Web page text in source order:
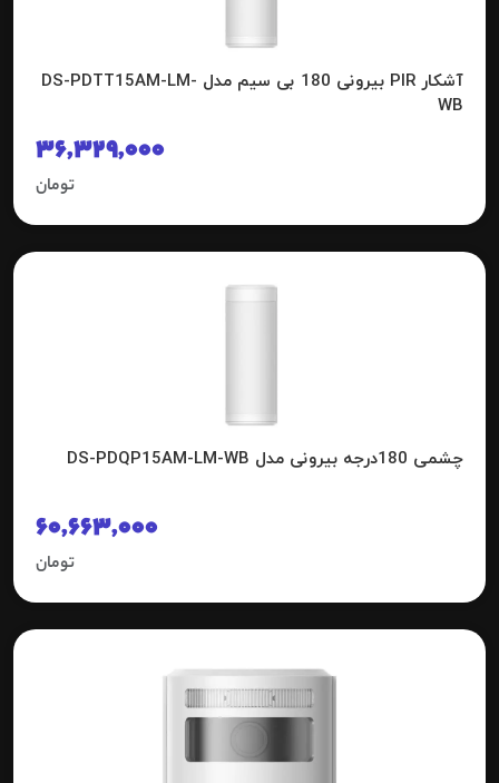
آشکار PIR بیرونی 180 بی سیم مدل DS-PDTT15AM-LM-
WB
36,329,000
تومان
چشمی 180درجه بیرونی مدل DS-PDQP15AM-LM-WB
60,663,000
تومان